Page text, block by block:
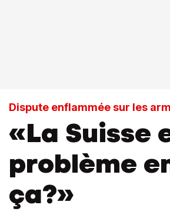
Dispute enflammée sur les
«La Suisse
problème
ça?»